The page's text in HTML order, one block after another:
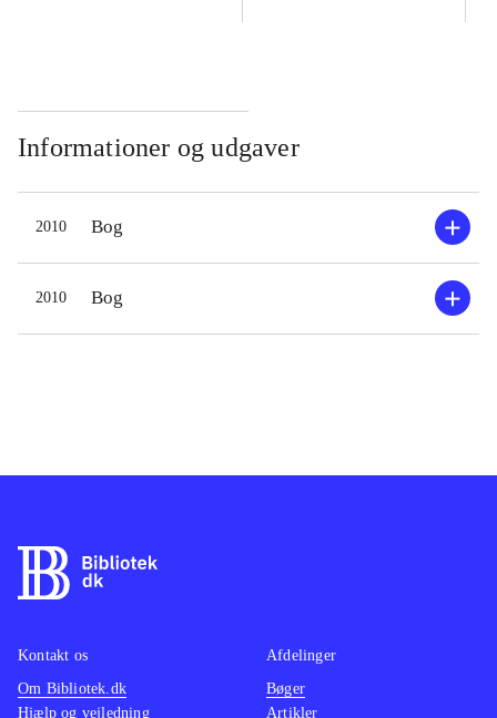
Informationer og udgaver
2010 Bog
2010 Bog
Kontakt os
Om Bibliotek.dk
Hjælp og vejledning
Afdelinger
Bøger
Artikler